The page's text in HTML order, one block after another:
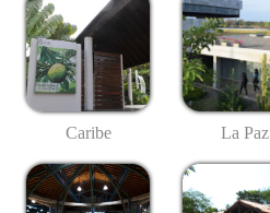
Caribe La Paz